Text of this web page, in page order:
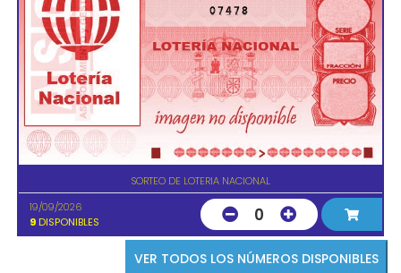
07478
SORTEO DE LOTERIA NACIONAL
19/09/2026
9 DISPONIBLES 0
VER TODOS LOS NÚMEROS DISPONIBLES